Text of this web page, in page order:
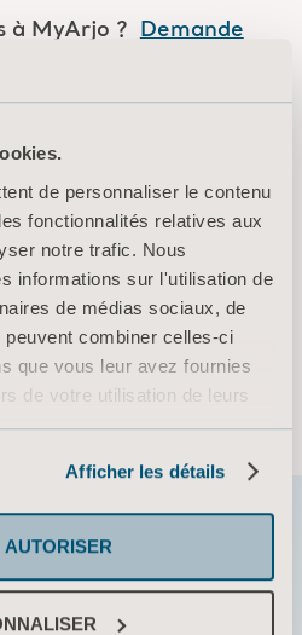
de personnaliser le contenu
fonctionnalités relatives aux
notre trafic. Nous
informations sur l'utilisation de
de médias sociaux, de
combiner celles-ci
que vous leur avez fournies
de votre utilisation de leurs
Afficher les détails
AUTORISER
à MyArjo ? Demande